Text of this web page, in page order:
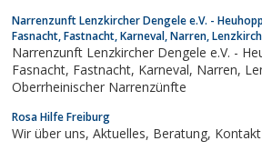
Narrenzunft Lenzkircher Dengele e.V. -
Fasnacht, Fastnacht, Karneval, Narren, Lenzkirch
Narrenzunft Lenzkircher Dengele e.V. -
Fasnacht, Fastnacht, Karneval, Narren, Lenzkirch, VON, Verband
Oberrheinischer Narrenzünfte
Rosa Hilfe Freiburg
Wir über uns, Aktuelles, Beratung, Kontakt